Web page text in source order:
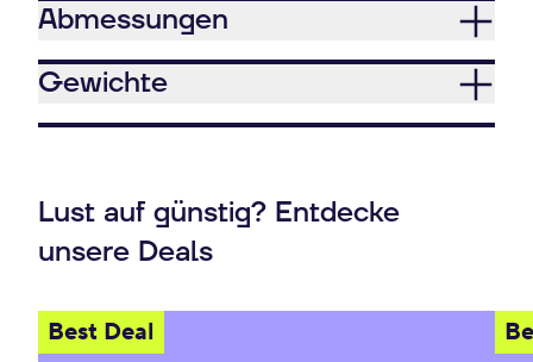
Abmessungen
Gewichte
Lust auf günstig? Entdecke
unsere Deals
Best Deal